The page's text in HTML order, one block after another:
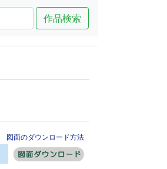
作品検索
図面のダウンロード方法